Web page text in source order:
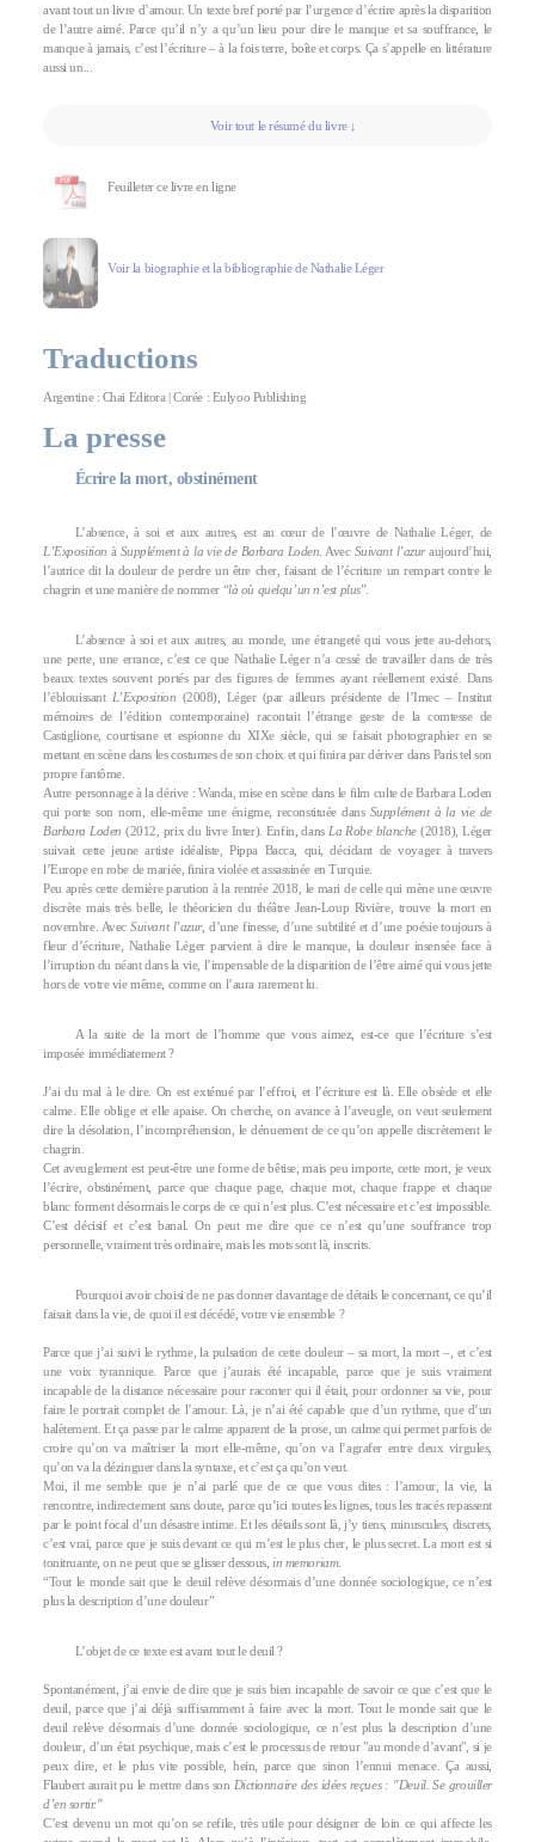
avant tout un livre d’amour. Un texte bref porté par l’urgence d’écrire après la disparition
de l’autre aimé. Parce qu’il n’y a qu’un lieu pour dire le manque et sa souffrance, le
manque à jamais, c’est l’écriture – à la fois terre, boîte et corps. Ça s’appelle en littérature
aussi un...
Voir tout le résumé du livre ↓
Feuilleter ce livre en ligne
Voir la biographie et la bibliographie de Nathalie Léger
Traductions
Argentine : Chai Editora | Corée : Eulyoo Publishing
La presse
Écrire la mort, obstinément
L’absence, à soi et aux autres, est au cœur de l’œuvre de Nathalie Léger, de
L’Exposition à Supplément à la vie de Barbara Loden . Avec Suivant l’azuraujourd’hui,
l’autrice dit la douleur de perdre un être cher, faisant de l’écriture un rempart contre le
chagrin et une manière de nommer “là où quelqu’un n’est plus”.
L’absence à soi et aux autres, au monde, une étrangeté qui vous jette au-dehors,
une perte, une errance, c’est ce que Nathalie Léger n’a cessé de travailler dans de très
beaux textes souvent portés par des figures de femmes ayant réellement existé. Dans
l’éblouissant L’Exposition (2008), Léger (par ailleurs présidente de l’Imec – Institut
mémoires de l’édition contemporaine) racontait l’étrange geste de la comtesse de
Castiglione, courtisane et espionne du XIXe siècle, qui se faisait photographier en se
mettant en scène dans les costumes de son choix et qui finira par dériver dans Paris tel son
propre fantôme.
Autre personnage à la dérive : Wanda, mise en scène dans le film culte de Barbara Loden
qui porte son nom, elle-même une énigme, reconstituée dans Supplément à la vie de
Barbara Loden (2012, prix du livre Inter). Enfin, dans La Robe blanche(2018), Léger
suivait cette jeune artiste idéaliste, Pippa Bacca, qui, décidant de voyager à travers
l’Europe en robe de mariée, finira violée et assassinée en Turquie.
Peu après cette dernière parution à la rentrée 2018, le mari de celle qui mène une œuvre
discrète mais très belle, le théoricien du théâtre Jean-Loup Rivière, trouve la mort en
novembre. AvecSuivant l’azur, d’une finesse, d’une subtilité et d’une poésie toujours à
fleur d’écriture, Nathalie Léger parvient à dire le manque, la douleur insensée face à
l’irruption du néant dans la vie, l’impensable de la disparition de l’être aimé qui vous jette
hors de votre vie même, comme on l’aura rarement lu.
A la suite de la mort de l’homme que vous aimez, est-ce que l’écriture s’est
imposée immédiatement ?
J’ai du mal à le dire. On est exténué par l’effroi, et l’écriture est là. Elle obsède et elle
calme. Elle oblige et elle apaise. On cherche, on avance à l’aveugle, on veut seulement
dire la désolation, l’incompréhension, le dénuement de ce qu’on appelle discrètement le
chagrin.
Cet aveuglement est peut-être une forme de bêtise, mais peu importe, cette mort, je veux
l’écrire, obstinément, parce que chaque page, chaque mot, chaque frappe et chaque
blanc forment désormais le corps de ce qui n’est plus. C’est nécessaire et c’est impossible.
C’est décisif et c’est banal. On peut me dire que ce n’est qu’une souffrance trop
personnelle, vraiment très ordinaire, mais les mots sont là, inscrits.
Pourquoi avoir choisi de ne pas donner davantage de détails le concernant, ce qu’il
faisait dans la vie, de quoi il est décédé, votre vie ensemble ?
Parce que j’ai suivi le rythme, la pulsation de cette douleur – sa mort, la mort –, et c’est
une voix tyrannique. Parce que j’aurais été incapable, parce que je suis vraiment
incapable de la distance nécessaire pour raconter qui il était, pour ordonner sa vie, pour
faire le portrait complet de l’amour. Là, je n’ai été capable que d’un rythme, que d’un
halètement. Et ça passe par le calme apparent de la prose, un calme qui permet parfois de
croire qu’on va maîtriser la mort elle-même, qu’on va l’agrafer entre deux virgules,
qu’on va la dézinguer dans la syntaxe, et c’est ça qu’on veut.
Moi, il me semble que je n’ai parlé que de ce que vous dites : l’amour, la vie, la
rencontre, indirectement sans doute, parce qu’ici toutes les lignes, tous les tracés repassent
par le point focal d’un désastre intime. Et les détails sont là, j’y tiens, minuscules, discrets,
c’est vrai, parce que je suis devant ce qui m’est le plus cher, le plus secret. La mort est si
tonitruante, on ne peut que se glisser dessous, in memoriam.
“Tout le monde sait que le deuil relève désormais d’une donnée sociologique, ce n’est
plus la description d’une douleur”
L’objet de ce texte est avant tout le deuil ?
Spontanément, j’ai envie de dire que je suis bien incapable de savoir ce que c’est que le
deuil, parce que j’ai déjà suffisamment à faire avec la mort. Tout le monde sait que le
deuil relève désormais d’une donnée sociologique, ce n’est plus la description d’une
douleur, d’un état psychique, mais c’est le processus de retour "au monde d’avant", si je
peux dire, et le plus vite possible, hein, parce que sinon l’ennui menace. Ça aussi,
Flaubert aurait pu le mettre dans son Dictionnaire des idées reçues : "Deuil. Se grouiller
d’en sortir."
C’est devenu un mot qu’on se refile, très utile pour désigner de loin ce qui affecte les